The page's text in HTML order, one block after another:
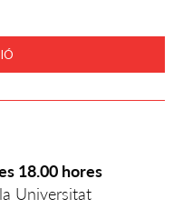
18.00 hores
Universitat